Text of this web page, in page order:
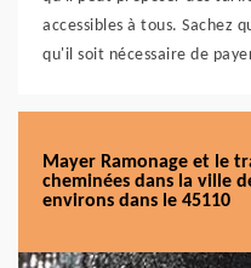
accessibles à tous. Sachez
qu'il soit nécessaire de
Mayer Ramonage et le
cheminées dans la ville
environs dans le 45110